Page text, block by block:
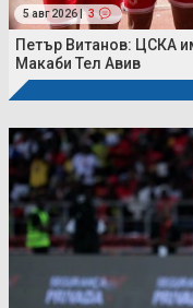
5 авг 2026 | 3
Петър Витанов: ЦСКА
Макаби Тел Авив